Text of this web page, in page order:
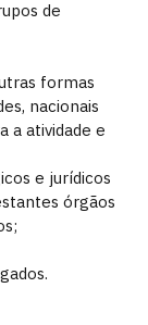
de
formas
nacionais
a atividade e
e jurídicos
órgãos